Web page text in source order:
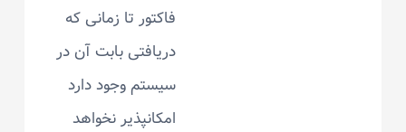
فاکتور تا زمانی که
دریافتی بابت آن در
سیستم وجود دارد
امکانپذیر نخواهد